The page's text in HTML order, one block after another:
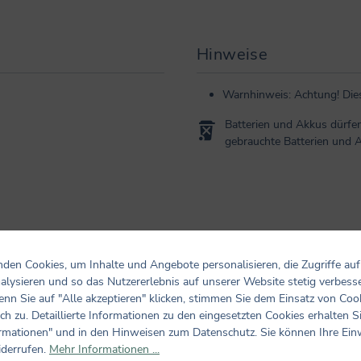
Hinweise
Warnhinweis: Achtung!
Batterien und Akkus
gebrauchte Batterien und
Bewertungen nur in der aktuellen Sprache anzeigen.
Keine Bewertungen gefunden. Teilen Sie Ihre Erfahrungen
Cookies, um Inhalte und Angebote personalisieren, die Zugriffe
und so das Nutzererlebnis auf unserer Website stetig
Sie auf "Alle akzeptieren" klicken, stimmen Sie dem Einsatz von
zu. Detaillierte Informationen zu den eingesetzten Cookies erhalten
und in den Hinweisen zum Datenschutz. Sie können Ihre
Mehr Informationen ...